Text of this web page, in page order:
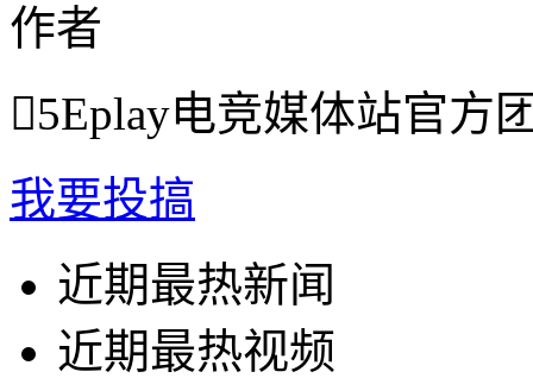
作者
5Eplay电竞媒体站官方
我要投搞
近期最热新闻
近期最热视频